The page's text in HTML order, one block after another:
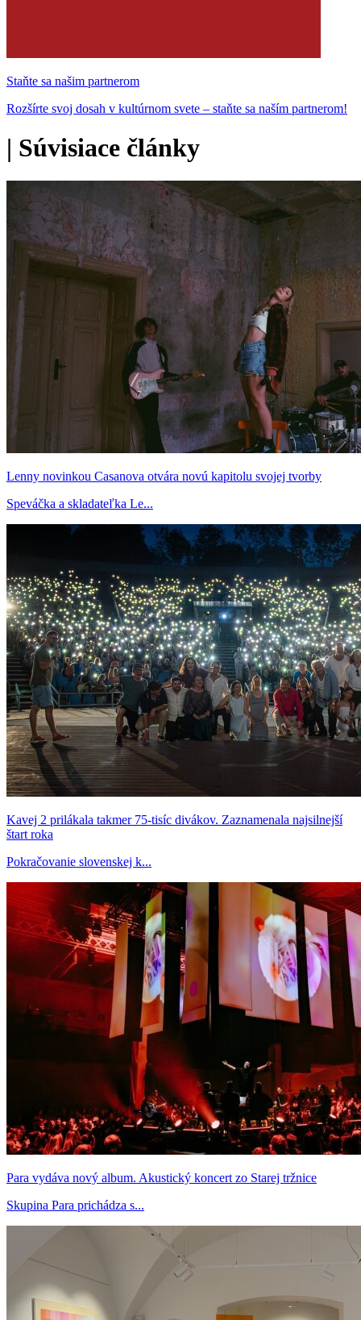
Staňte sa našim partnerom
Rozšírte svoj dosah v kultúrnom svete – staňte sa naším partnerom!
| Súvisiace články
Lenny novinkou Casanova otvára novú kapitolu svojej tvorby
Speváčka a skladateľka Le...
Kavej 2 prilákala takmer 75-tisíc divákov. Zaznamenala najsilnejší
štart roka
Pokračovanie slovenskej k...
Para vydáva nový album. Akustický koncert zo Starej tržnice
Skupina Para prichádza s...